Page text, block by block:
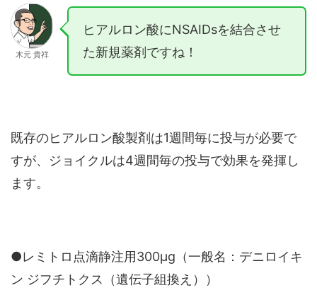
木元 貴祥
ヒアルロン酸にNSAIDsを結合させ
た新規薬剤ですね！
既存のヒアルロン酸製剤は1週間毎に投与が必要で
すが、ジョイクルは4週間毎の投与で効果を発揮し
ます。
●レミトロ点滴静注用300μg（一般名：デニロイキ
ン ジフチトクス（遺伝子組換え））